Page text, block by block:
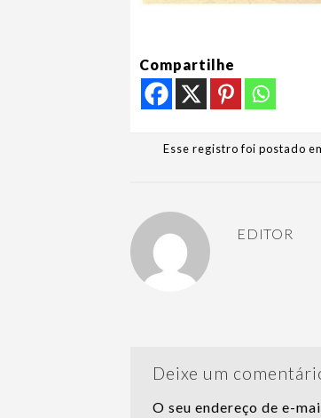
Compartilhe
Esse registro foi postado
EDITOR
Deixe um
O seu endereço de e-